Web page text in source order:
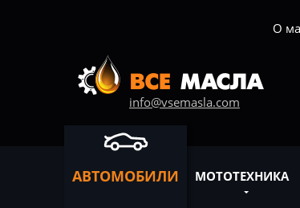
О
info@vsemasla.com
АВТОМОБИЛИ МОТОТЕХНИКА